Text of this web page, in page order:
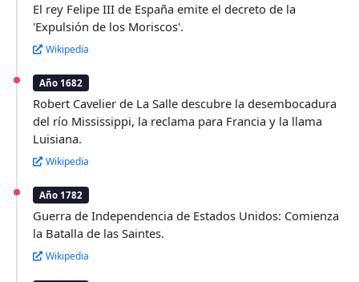
El rey Felipe III de España emite el decreto de la
'Expulsión de los Moriscos'.
Wikipedia
Año 1682
Robert Cavelier de La Salle descubre la desembocadura
del río Mississippi, la reclama para Francia y la llama
Luisiana.
Wikipedia
Año 1782
Guerra de Independencia de Estados Unidos: Comienza
la Batalla de las Saintes.
Wikipedia